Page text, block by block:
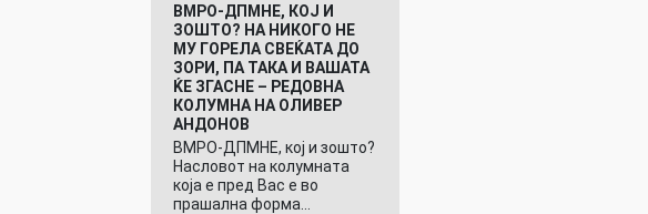
ВМРО-ДПМНЕ, КОЈ И
ЗОШТО? НА НИКОГО НЕ
МУ ГОРЕЛА СВЕЌАТА ДО
ЗОРИ, ПА ТАКА И ВАШАТА
ЌЕ ЗГАСНЕ – РЕДОВНА
КОЛУМНА НА ОЛИВЕР
АНДОНОВ
ВМРО-ДПМНЕ, кој и зошто?
Насловот на колумната
која е пред Вас е во
прашална форма…